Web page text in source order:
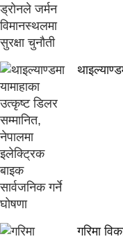
गरिमा